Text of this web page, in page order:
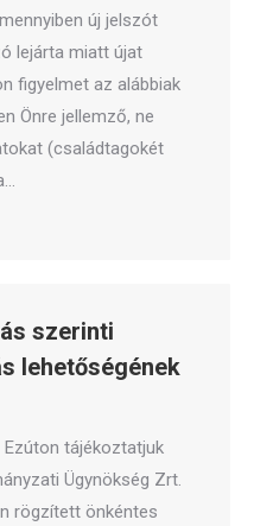
új jelszót
lejárta miatt újat
figyelmet az alábbiak
Önre jellemző, ne
(családtagokét
szerinti
lehetőségének
tájékoztatjuk
Ügynökség Zrt.
rögzített önkéntes